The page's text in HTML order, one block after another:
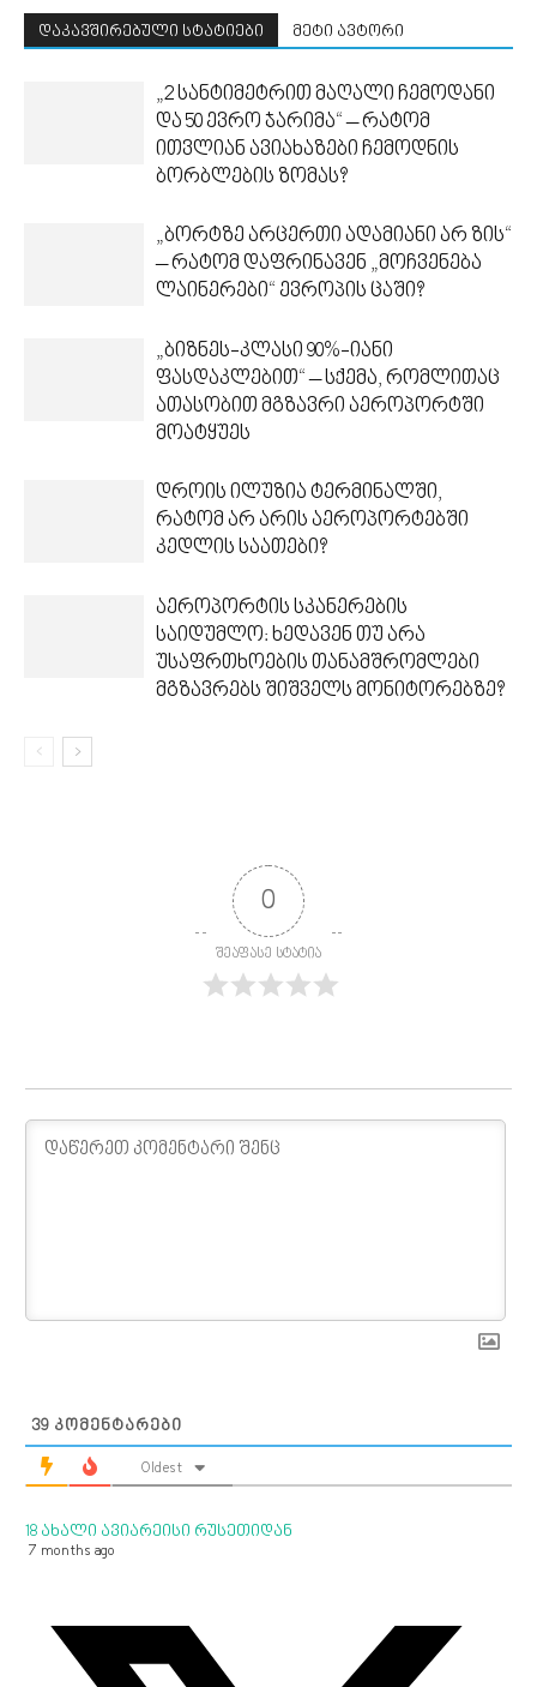
დაკავშირებული სტატიები მეტი ავტორი
„2 სანტიმეტრით მაღალი ჩემოდანი
და 50 ევრო ჯარიმა“ – რატომ
ითვლიან ავიახაზები ჩემოდნის
ბორბლების ზომას?
„ბორტზე არცერთი ადამიანი არ ზის“
– რატომ დაფრინავენ „მოჩვენება
ლაინერები“ ევროპის ცაში?
„ბიზნეს-კლასი 90%-იანი
ფასდაკლებით“ – სქემა, რომლითაც
ათასობით მგზავრი აეროპორტში
მოატყუეს
დროის ილუზია ტერმინალში,
რატომ არ არის აეროპორტებში
კედლის საათები?
აეროპორტის სკანერების
საიდუმლო: ხედავენ თუ არა
უსაფრთხოების თანამშრომლები
მგზავრებს შიშველს მონიტორებზე?
0
შეაფასე სტატია
39 ᲙᲝᲛᲔᲜᲢᲐᲠᲔᲑᲘ
Oldest
18 ახალი ავიარეისი რუსეთიდან
7 months ago